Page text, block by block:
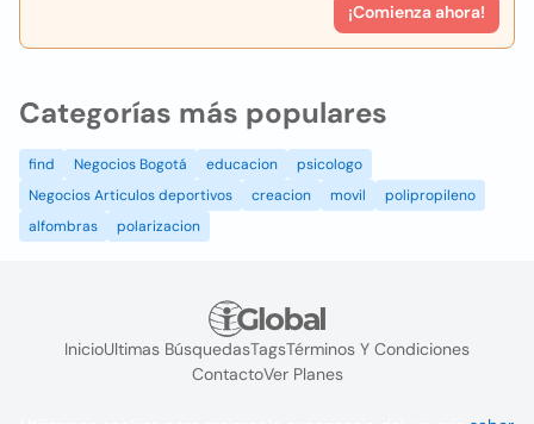
¡Comienza ahora!
Categorías más populares
find Negocios Bogotá educacion
psicologo
Negocios Articulos deportivos
creacion movil
polipropileno
alfombras
polarizacion
InicioUltimas BúsquedasTagsTérminos Y Condiciones
ContactoVer Planes